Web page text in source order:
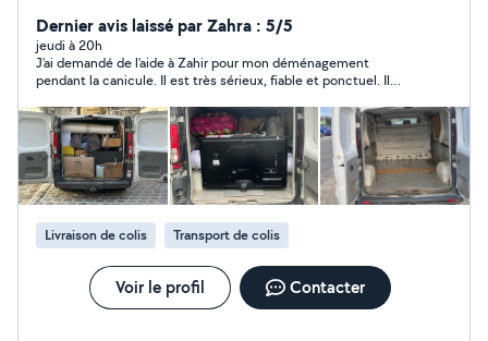
Dernier avis laissé par Zahra : 5/5
jeudi à 20h
J’ai demandé de l’aide à Zahir pour mon déménagement
pendant la canicule. Il est très sérieux, fiable et ponctuel. Il
Je recommande.
Livraison de colis Transport de colis
Voir le profil Contacter